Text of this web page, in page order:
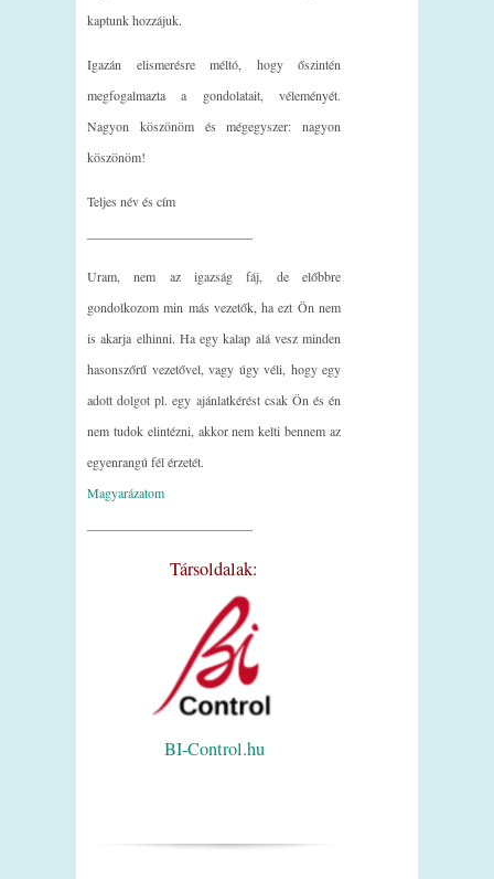
kaptunk hozzájuk.
Igazán elismerésre méltó, hogy őszintén
megfogalmazta a gondolatait, véleményét.
Nagyon köszönöm és mégegyszer: nagyon
köszönöm!
Teljes név és cím
Uram, nem az igazság fáj, de előbbre
gondolkozom min más vezetők, ha ezt Ön nem
is akarja elhinni. Ha egy kalap alá vesz minden
hasonszőrű vezetővel, vagy úgy véli, hogy egy
adott dolgot pl. egy ajánlatkérést csak Ön és én
nem tudok elintézni, akkor nem kelti bennem az
egyenrangú fél érzetét.
Magyarázatom
Társoldalak:
BI-Control.hu